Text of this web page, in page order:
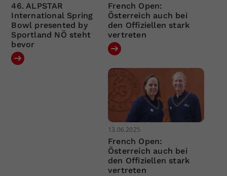
46. ALPSTAR
International Spring
Bowl presented by
Sportland NÖ steht
bevor
French Open:
Österreich auch bei
den Offiziellen stark
vertreten
13.06.2025
French Open:
Österreich auch bei
den Offiziellen stark
vertreten